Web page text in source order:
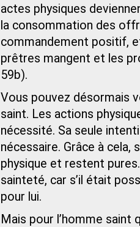
actes physiques
la consommation des
commandement positif,
prêtres mangent et les
59b).
Vous pouvez désormais
saint. Les actions
nécessité. Sa seule
nécessaire. Grâce à
physique et restent
sainteté, car s’il était
pour lui.
Mais pour l’homme saint